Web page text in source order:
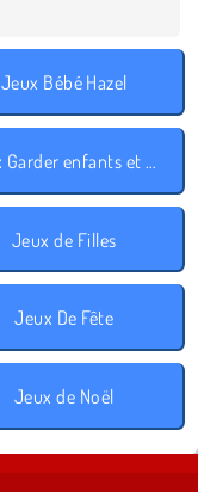
Jeux Bébé Hazel
Jeux Garder enfants et animaux
Jeux de Filles
Jeux De Fête
Jeux de Noël